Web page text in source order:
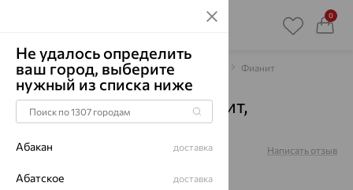
0
Главная Каталог Браслеты декоративные Фианит
Браслет, серебро, фианит,
94051288
Артикул: Написать отзыв
Не удалось определить
ваш город, выберите
нужный из списка ниже
Абакан доставка
Абатское доставка